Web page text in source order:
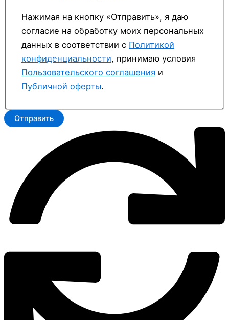
Нажимая на кнопку «Отправить», я даю
согласие на обработку моих персональных
данных в соответствии с Политикой
конфиденциальности, принимаю условия
Пользовательского соглашения и
Публичной оферты.
Отправить